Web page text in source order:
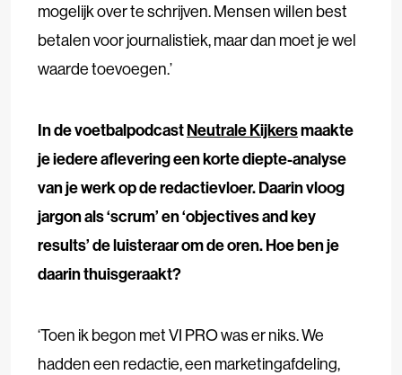
mogelijk over te schrijven. Mensen willen best
betalen voor journalistiek, maar dan moet je wel
waarde toevoegen.’
In de voetbalpodcastNeutrale Kijkersmaakte
je iedere aflevering een korte diepte-analyse
van je werk op de redactievloer. Daarin vloog
jargon als ‘scrum’ en ‘objectives and key
results’ de luisteraar om de oren. Hoe ben je
daarin thuisgeraakt?
‘Toen ik begon met VI PRO was er niks. We
hadden een redactie, een marketingafdeling,